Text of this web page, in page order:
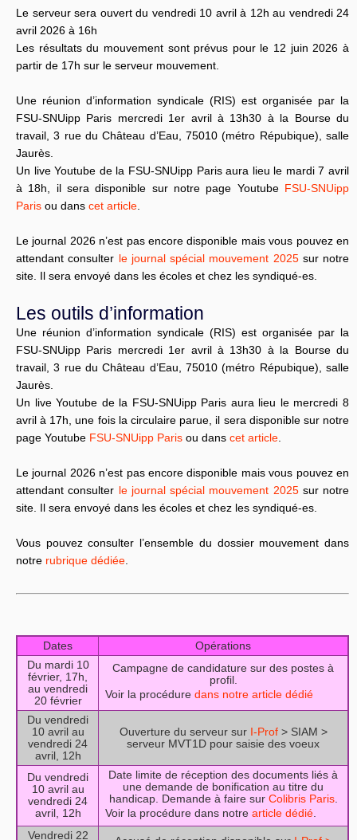
Le serveur sera ouvert du vendredi 10 avril à 12h au vendredi 24
avril 2026 à 16h
Les résultats du mouvement sont prévus pour le 12 juin 2026 à
partir de 17h sur le serveur mouvement.
Une réunion d’information syndicale (RIS) est organisée par la
FSU-SNUipp Paris mercredi 1er avril à 13h30 à la Bourse du
travail, 3 rue du Château d’Eau, 75010 (métro Répubique), salle
Jaurès.
Un live Youtube de la FSU-SNUipp Paris aura lieu le mardi 7 avril
à 18h, il sera disponible sur notre page Youtube FSU-SNUipp
Paris ou dans cet article.
Le journal 2026 n’est pas encore disponible mais vous pouvez en
attendant consulter le journal spécial mouvement 2025sur notre
site. Il sera envoyé dans les écoles et chez les syndiqué-es.
Les outils d’information
Une réunion d’information syndicale (RIS) est organisée par la
FSU-SNUipp Paris mercredi 1er avril à 13h30 à la Bourse du
travail, 3 rue du Château d’Eau, 75010 (métro Répubique), salle
Jaurès.
Un live Youtube de la FSU-SNUipp Paris aura lieu le mercredi 8
avril à 17h, une fois la circulaire parue, il sera disponible sur notre
page Youtube FSU-SNUipp Paris ou dans cet article.
Le journal 2026 n’est pas encore disponible mais vous pouvez en
attendant consulter le journal spécial mouvement 2025sur notre
site. Il sera envoyé dans les écoles et chez les syndiqué-es.
Vous pouvez consulter l’ensemble du dossier mouvement dans
notre rubrique dédiée.
Dates
Opérations
Du mardi 10
février, 17h,
au vendredi
20 février
Campagne de candidature sur des postes à
profil.
Voir la procédure dans notre article dédié
Du vendredi
10 avril au
vendredi 24
avril, 12h
Ouverture du serveur sur I-Prof> SIAM >
serveur MVT1D pour saisie des voeux
Du vendredi
10 avril au
vendredi 24
avril, 12h
Date limite de réception des documents liés à
une demande de bonification au titre du
handicap. Demande à faire sur Colibris Paris.
Voir la procédure dans notre article dédié
Vendredi 22